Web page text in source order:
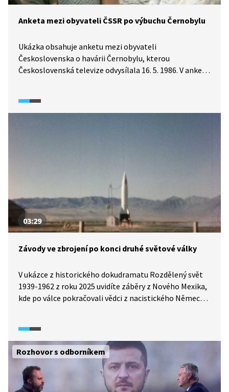
Anketa mezi obyvateli ČSSR po výbuchu Černobylu
Ukázka obsahuje anketu mezi obyvateli
Československa o havárii Černobylu, kterou
Československá televize odvysílala 16. 5. 1986. V anketě
v projevu Michaila Gorbačova ze 14. 5. 1986.
03:29
Závody ve zbrojení po konci druhé světové války
V ukázce z historického dokudramatu Rozdělený svět
1939-1962 z roku 2025 uvidíte záběry z Nového Mexika,
kde po válce pokračovali vědci z nacistického Německa
zkoušky ruského tajného zbrojního raketového
programu. Uslyšíte komentáře novinářů
k poválečnému vývoji.
Rozhovor s odborníkem